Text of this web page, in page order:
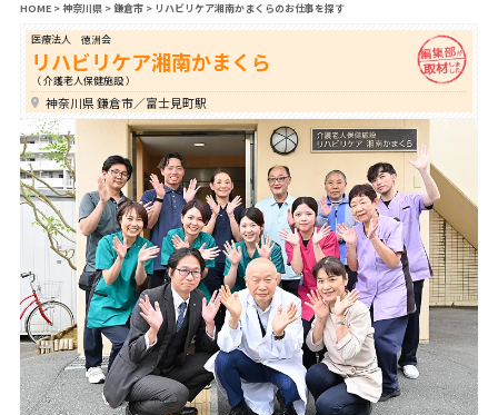
HOME>神奈川県>鎌倉市> リハビリケア湘南かまくらのお仕事を探す
医療法人 徳洲会
リハビリケア湘南かまくら
（ 介護老人保健施設 ）
神奈川県 鎌倉市／富士見町駅